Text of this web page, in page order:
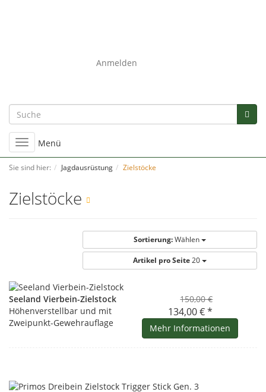
Anmelden
Umschalten
der
Navigation
Menü
Sie sind hier: Jagdausrüstung Zielstöcke
Zielstöcke
Sortierung:Wählen
Artikel pro Seite20
Seeland Vierbein-Zielstock
Höhenverstellbar und mit
Zweipunkt-Gewehrauflage
150,00 €
134,00 € *
Mehr Informationen